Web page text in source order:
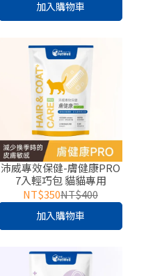
加入購物車
沛威專效保健-膚健康PRO
7入輕巧包 貓貓專用
NT$350NT$400
加入購物車